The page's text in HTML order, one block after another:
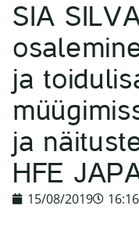
SIA
ja
ja
HFE
15/08/2019 16:16